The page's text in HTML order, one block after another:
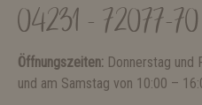
04231 - 72077-70
Öffnungszeiten: Donnerstag und
und am Samstag von 10:00 –